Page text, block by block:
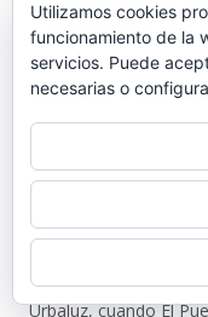
sacar adelante a
La viñeta de Alberto
#6.655
Cuando «el Pavirri»
Luis Suárez Ávila y
centro histórico que
Urbaluz, cuando El
Utilizamos cookies
funcionamiento de la
servicios. Puede
necesarias o